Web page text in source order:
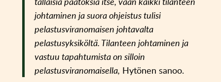
johtaminen ja suora ohjeistus tulisi
pelastusviranomaisen johtavalta
pelastusyksiköltä. Tilanteen johtaminen ja
vastuu tapahtumista on silloin
pelastusviranomaisella, Hytönen sanoo.